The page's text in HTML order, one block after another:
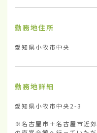
勤務地住所
愛知県小牧市中央
勤務地詳細
愛知県小牧市中央2-3
※名古屋市＋名古屋市近